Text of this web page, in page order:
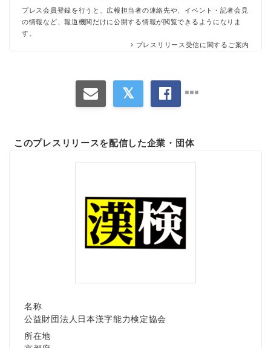
プレス会員登録を行うと、広報担当者の連絡先や、イベント・記者会見
の情報など、報道機関だけに公開する情報が閲覧できるようになりま
す。
プレスリリース受信に関するご案内
このプレスリリースを配信した企業・団体
名称
公益財団法人日本漢字能力検定協会
所在地